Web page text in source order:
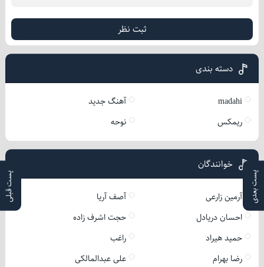
پست بعدی پست قبلی
ثبت نظر
دسته بندی
madahi
آهنگ جدید
ریمکس
نوحه
خوانندگان
آرمین زارعی
آصف آریا
احسان دریادل
حجت اشرف زاده
حمید هیراد
راغب
رضا بهرام
علی عبدالمالکی